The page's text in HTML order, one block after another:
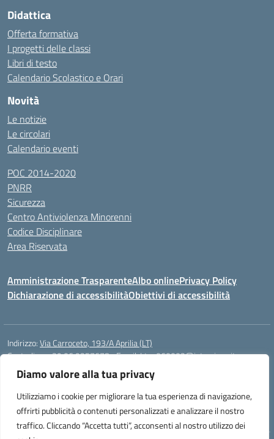
Diamo valore alla tua privacy
Utilizziamo i cookie per migliorare la tua esperienza di navigazione,
offrirti pubblicità o contenuti personalizzati e analizzare il nostro
traffico. Cliccando “Accetta tutti”, acconsenti al nostro utilizzo dei
Didattica
Offerta formativa
I progetti delle classi
Libri di testo
Calendario Scolastico e Orari
Novità
Le notizie
Le circolari
Calendario eventi
POC 2014-2020
PNRR
Sicurezza
Centro Antiviolenza Minorenni
Codice Disciplinare
Area Riservata
Amministrazione TrasparenteAlbo onlinePrivacy Policy
Dichiarazione di accessibilitàObiettivi di accessibilità
Indirizzo:Via Carroceto, 193/A Aprilia (LT)
Centralino:+39 06 9257678 Email:Ltps060002@istruzione.it
Posta elettronica certificata (PEC): Ltps060002@pec.istruzione.it
Codice fiscale: 91001930592
Codice meccanografico: LTPS060002